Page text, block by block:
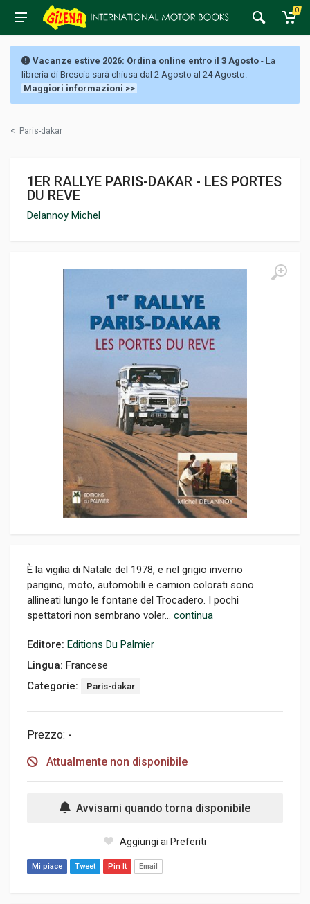
0
Vacanze estive 2026: Ordina online entro il 3 Agosto - La
libreria di Brescia sarà chiusa dal 2 Agosto al 24 Agosto.
Maggiori informazioni >>
< Paris-dakar
1ER RALLYE PARIS-DAKAR - LES PORTES
DU REVE
Delannoy Michel
È la vigilia di Natale del 1978, e nel grigio inverno
parigino, moto, automobili e camion colorati sono
allineati lungo le fontane del Trocadero. I pochi
spettatori non sembrano voler... continua
Editore: Editions Du Palmier
Lingua: Francese
Categorie:
Paris-dakar
Prezzo: -
Attualmente non disponibile
Avvisami quando torna disponibile
Aggiungi ai Preferiti
Mi piace Tweet Pin It Email